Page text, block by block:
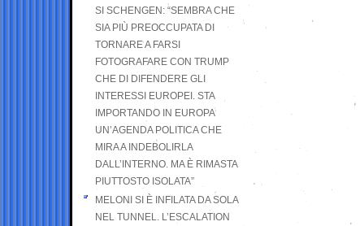
SI SCHENGEN: “SEMBRA CHE
SIA PIÙ PREOCCUPATA DI
TORNARE A FARSI
FOTOGRAFARE CON TRUMP
CHE DI DIFENDERE GLI
INTERESSI EUROPEI. STA
IMPORTANDO IN EUROPA
UN’AGENDA POLITICA CHE
MIRA A INDEBOLIRLA
DALL’INTERNO. MA È RIMASTA
PIUTTOSTO ISOLATA”
MELONI SI È INFILATA DA SOLA
NEL TUNNEL. L’ESCALATION